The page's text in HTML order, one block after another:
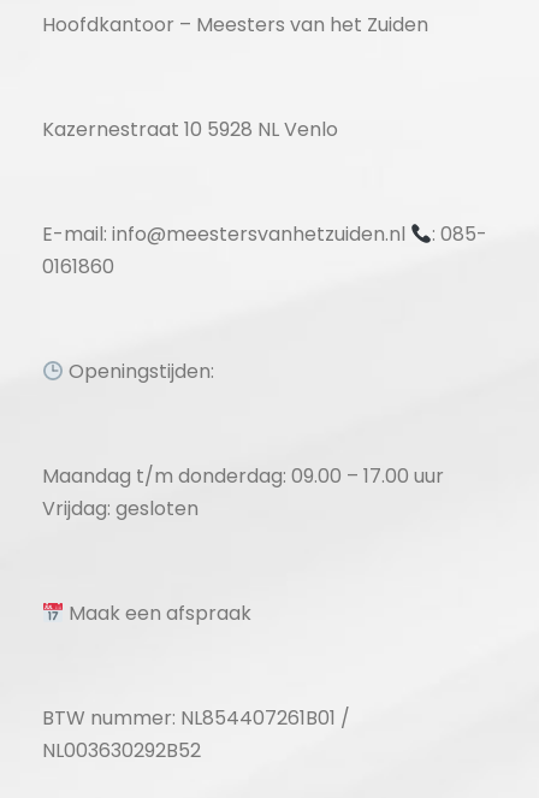
Hoofdkantoor – Meesters van het Zuiden
Kazernestraat 10 5928 NL Venlo
E-mail: info@meestersvanhetzuiden.nl
: 085-
0161860
Openingstijden:
Maandag t/m donderdag: 09.00 – 17.00 uur
Vrijdag: gesloten
Maak een afspraak
BTW nummer: NL854407261B01 /
NL003630292B52